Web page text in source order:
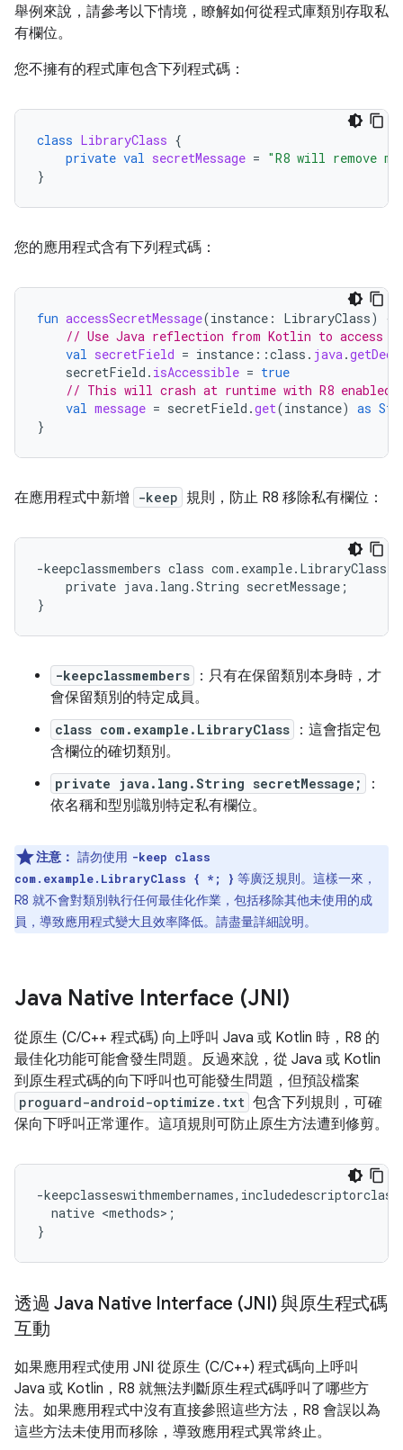
舉例來說，請參考以下情境，瞭解如何從程式庫類別存取私
有欄位。
您不擁有的程式庫包含下列程式碼：
class LibraryClass {
private val secretMessage = "R8 will remove
}
您的應用程式含有下列程式碼：
fun accessSecretMessage(instance : LibraryClass)
{
// Use Java reflection from Kotlin to access
val secretField = instance ::class . java.
secretField . isAccessible = true
// This will crash at runtime with R8 enabled
val message = secretField .get(instance) as
}
在應用程式中新增 -keep 規則，防止 R8 移除私有欄位：
-keepclassmembers class com.example.LibraryClass {
    private java.lang.String secretMessage;
-keepclassmembers
：只有在保留類別本身時，才
會保留類別的特定成員。
class com.example.LibraryClass
：這會指定包
含欄位的確切類別。
private java.lang.String secretMessage;
：
依名稱和型別識別特定私有欄位。
注意： 請勿使用 -keep class
com.example.LibraryClass { *; } 等廣泛規則。這樣一來，
R8 就不會對類別執行任何最佳化作業，包括移除其他未使用的成
員，導致應用程式變大且效率降低。請盡量詳細說明。
Java Native Interface (JNI)
從原生 (C/C++ 程式碼) 向上呼叫 Java 或 Kotlin 時，R8 的
最佳化功能可能會發生問題。反過來說，從 Java 或 Kotlin
到原生程式碼的向下呼叫也可能發生問題，但預設檔案
proguard-android-optimize.txt 包含下列規則，可確
保向下呼叫正常運作。這項規則可防止原生方法遭到修剪。
-
  native <methods>;
透過 Java Native Interface (JNI) 與原生程式碼
互動
如果應用程式使用 JNI 從原生 (C/C++) 程式碼向上呼叫
Java 或 Kotlin，R8 就無法判斷原生程式碼呼叫了哪些方
法。如果應用程式中沒有直接參照這些方法，R8 會誤以為
這些方法未使用而移除，導致應用程式異常終止。